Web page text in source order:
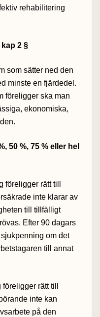
rehabilitering
2 §
som sätter ned den
minste en fjärdedel.
föreligger ska man
ekonomiska,
50 %, 75 % eller hel
föreligger rätt till
inte klarar av
till tillfälligt
Efter 90 dagars
om det
till annat
rätt till
inte kan
på den